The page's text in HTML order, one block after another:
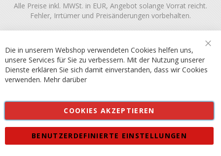
Alle Preise inkl. MWSt. in EUR, Angebot solange Vorrat reicht.
Fehler, Irrtümer und Preisänderungen vorbehalten.
Die in unserem Webshop verwendeten Cookies helfen uns,
unsere Services für Sie zu verbessern. Mit der Nutzung unserer
Dienste erklären Sie sich damit einverstanden, dass wir Cookies
verwenden. Mehr darüber
COOKIES AKZEPTIEREN
BENUTZERDEFINIERTE EINSTELLUNGEN